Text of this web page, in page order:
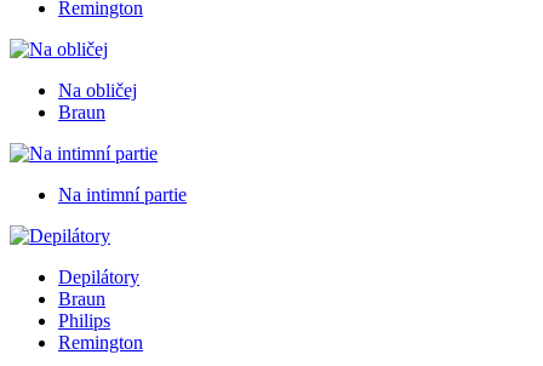
Remington
Na obličej
Braun
Na intimní partie
Depilátory
Braun
Philips
Remington